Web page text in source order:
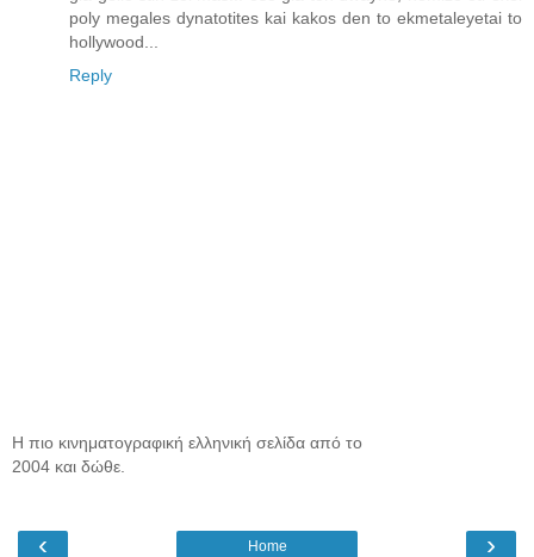
poly megales dynatotites kai kakos den to ekmetaleyetai to
hollywood...
Reply
Η πιο κινηματογραφική ελληνική σελίδα από το
2004 και δώθε.
‹ ›
Home